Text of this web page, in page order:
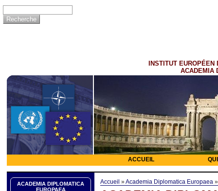
INSTITUT EUROPÉEN
ACADEMIA
ACCUEIL
ACADEMIA DIPLOMATICA
EUROPAEA
Accueil »Academia Diplomatica Europaea